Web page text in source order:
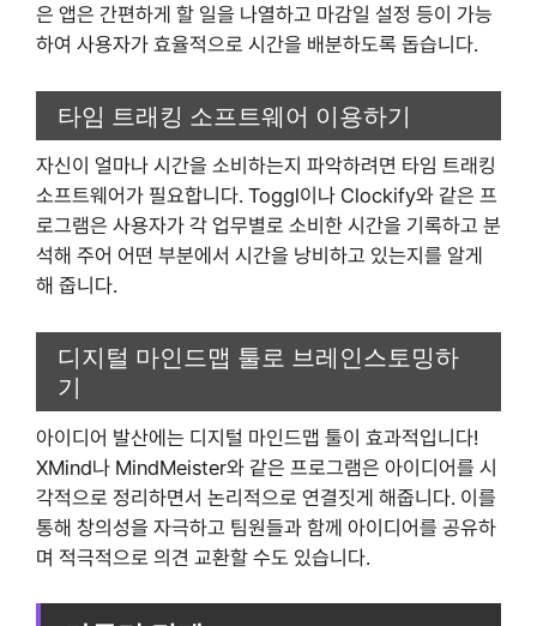
은 앱은 간편하게 할 일을 나열하고 마감일 설정 등이 가능
하여 사용자가 효율적으로 시간을 배분하도록 돕습니다.
타임 트래킹 소프트웨어 이용하기
자신이 얼마나 시간을 소비하는지 파악하려면 타임 트래킹
소프트웨어가 필요합니다. Toggl이나 Clockify와 같은 프
로그램은 사용자가 각 업무별로 소비한 시간을 기록하고 분
석해 주어 어떤 부분에서 시간을 낭비하고 있는지를 알게
해 줍니다.
디지털 마인드맵 툴로 브레인스토밍하
기
아이디어 발산에는 디지털 마인드맵 툴이 효과적입니다!
XMind나 MindMeister와 같은 프로그램은 아이디어를 시
각적으로 정리하면서 논리적으로 연결짓게 해줍니다. 이를
통해 창의성을 자극하고 팀원들과 함께 아이디어를 공유하
며 적극적으로 의견 교환할 수도 있습니다.